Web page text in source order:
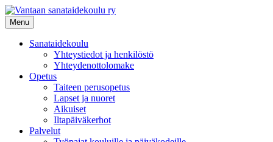
Siirry
sisältöön
Menu
Sanataidekoulu
Yhteystiedot ja henkilöstö
Yhteydenottolomake
Opetus
Taiteen perusopetus
Lapset ja nuoret
Aikuiset
Iltapäiväkerhot
Palvelut